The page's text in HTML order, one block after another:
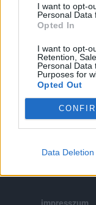
I want to opt-
Personal Data
Opted In
I want to opt-
Retention,
Personal Data
Purposes for
Opted Out
Data Deletion
kötéslistái
MÁR
impresszum